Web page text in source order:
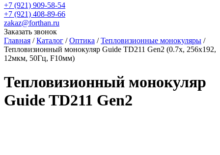
+7 (921) 909-58-54
+7 (921) 408-89-66
zakaz@forthan.ru
Заказать звонок
Главная /Каталог /Оптика /Тепловизионные монокуляры /
Тепловизионный монокуляр Guide TD211 Gen2 (0.7x, 256x192,
12мкм, 50Гц, F10мм)
Тепловизионный монокуляр
Guide TD211 Gen2